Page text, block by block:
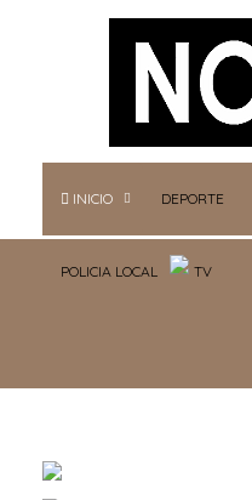
INICIO DEPORTE
POLICIA LOCAL TV